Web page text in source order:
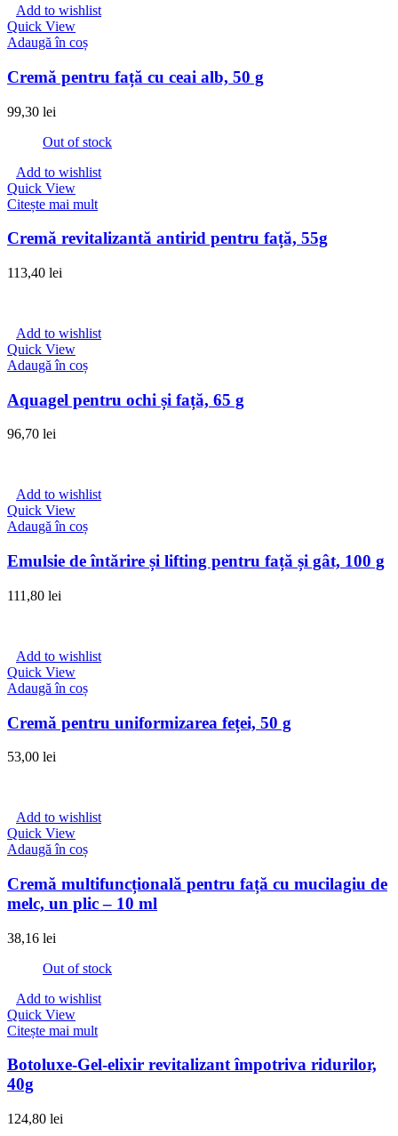
Add to wishlist
Quick View
Adaugă în coș
Cremă pentru față cu ceai alb, 50 g
99,30 lei
Out of stock
Add to wishlist
Quick View
Citește mai mult
Cremă revitalizantă antirid pentru față, 55g
113,40 lei
Add to wishlist
Quick View
Adaugă în coș
Aquagel pentru ochi și față, 65 g
96,70 lei
Add to wishlist
Quick View
Adaugă în coș
Emulsie de întărire și lifting pentru față și gât, 100 g
111,80 lei
Add to wishlist
Quick View
Adaugă în coș
Cremă pentru uniformizarea feței, 50 g
53,00 lei
Add to wishlist
Quick View
Adaugă în coș
Cremă multifuncțională pentru față cu mucilagiu de
melc, un plic – 10 ml
38,16 lei
Out of stock
Add to wishlist
Quick View
Citește mai mult
Botoluxe-Gel-elixir revitalizant împotriva ridurilor,
40g
124,80 lei